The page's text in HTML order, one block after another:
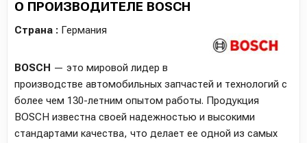
Altima (L32) (2006-2012)
пок.,
Pickup
-Subaru: Forester 3 пок., Legacy 5 пок.
-Toyota: Corolla (E18), GT-86, RAV 4 (CA40),
Yaris
Verso
-Zaz: Vida
О ПРОИЗВОДИТЕЛЕ BOSCH
Страна : Германия
BOSCH — это мировой лидер в
производстве автомобильных запчастей и технологий с
более чем 130-летним опытом работы. Продукция
BOSCH известна своей надежностью и высокими
стандартами качества, что делает ее одной из самых